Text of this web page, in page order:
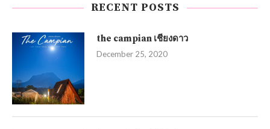
RECENT POSTS
the campian เชียงดาว
December 25, 2020